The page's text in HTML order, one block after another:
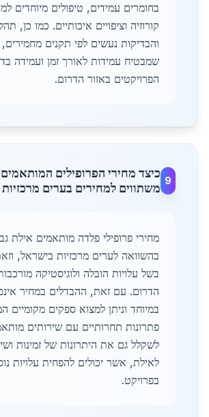
בחומרים עמידים, טיפולים מיוחדים
קורוזיה וציפויים איכותיים. כמו כן,
והבדיקות נעשים לפי תקנים
שמבטיח עמידות לאורך זמן ועמידה
הפרויקטים באזור הדרום.
9
כיצד מחירי הפרופילים
משתווים למחירים בערים
מחירי פרופילי פלדה מותאמים אילת
בהשוואה לערים מרכזיות בישראל,
בשל עלויות הובלה ולוגיסטיקה
הדרום. עם זאת, ההבדלים במחיר
במיוחד וניתן למצוא ספקים מקומיים
פתרונות תחרותיים עם שירותים
לשקלל גם את היתרונות של זמינות
לאילת, אשר יכולים להפחית עלויות
בפרויקט.